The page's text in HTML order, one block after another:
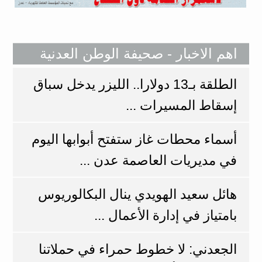
اهم الاخبار - صحيفة الوطن العدنية
الطلقة بـ13 دولارا.. الليزر يدخل سباق
إسقاط المسيرات ...
أسماء محطات غاز ستفتح أبوابها اليوم
في مديريات العاصمة عدن ...
هائل سعيد الهويدي ينال البكالوريوس
بامتياز في إدارة الأعمال ...
الجعدني: لا خطوط حمراء في حملاتنا